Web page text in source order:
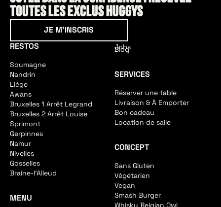
toutes les exclus HUGGYS
JE M'INSCRIS
RESTOS
Soumagne
Nandrin
Liège
Awans
Bruxelles 1 Arrêt Legrand
Bruxelles 2 Arrêt Louise
Sprimont
Gerpinnes
Namur
Nivelles
Gosselies
Braine-l'Alleud
MENU
Jobs
Blog
SERVICES
Réserver une table
Livraison & À Emporter
Bon cadeau
Location de salle
CONCEPT
Sans Gluten
Végétarien
Vegan
Smash Burger
Whisky Belgian Owl